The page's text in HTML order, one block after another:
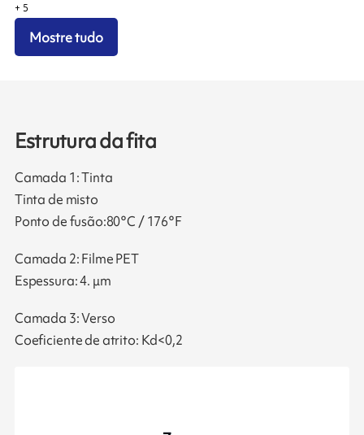
+ 5
Mostre tudo
Estrutura da fita
Camada 1: Tinta
Tinta de misto
Ponto de fusão:80°C / 176°F
Camada 2: Filme PET
Espessura: 4. μm
Camada 3: Verso
Coeficiente de atrito: Kd<0,2